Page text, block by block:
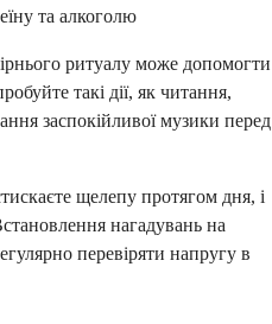
та алкоголю
ритуалу може допомогти
такі дії, як читання,
заспокійливої музики перед
щелепу протягом дня, і
нагадувань на
перевіряти напругу в